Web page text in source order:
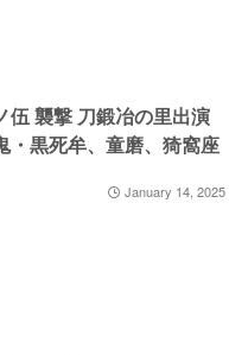
伍 襲撃 刀鍛冶の里出演
・黒死牟、童磨、猗窩座
January 14, 2025